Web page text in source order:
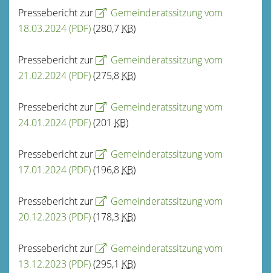
Pressebericht zur
Gemeinderatssitzung vom
18.03.2024(PDF)(280,7 KB)
Pressebericht zur
Gemeinderatssitzung vom
21.02.2024(PDF)(275,8 KB)
Pressebericht zur
Gemeinderatssitzung vom
24.01.2024(PDF)(201 KB)
Pressebericht zur
Gemeinderatssitzung vom
17.01.2024(PDF)(196,8 KB)
Pressebericht zur
Gemeinderatssitzung vom
20.12.2023 (PDF)(178,3 KB)
Pressebericht zur
Gemeinderatssitzung vom
13.12.2023 (PDF)(295,1 KB)